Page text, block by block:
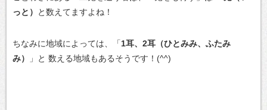
っと）
と数えてますよね！
ちなみに地域によっては、「1耳、2耳（ひとみみ、ふたみ
み）
」と 数える地域もあるそうです！(^^)